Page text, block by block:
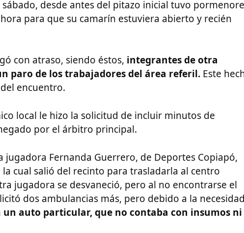
desde antes del pitazo inicial tuvo
para que su camarín estuviera abierto y recién
con atraso, siendo éstos, integrantes de otra
paro de los trabajadores del área referil. Este
encuentro.
local le hizo la solicitud de incluir minutos de
por el árbitro principal.
Fernanda Guerrero, de Deportes Copiapó,
cual salió del recinto para trasladarla al centro
jugadora se desvaneció, pero al no encontrarse el
dos ambulancias más, pero debido a la
auto particular, que no contaba con insumos ni